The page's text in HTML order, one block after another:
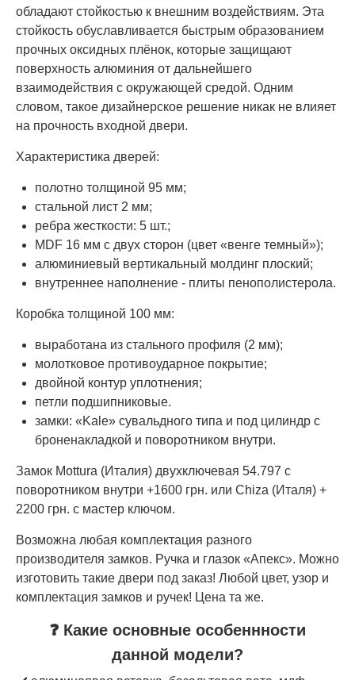
обладают стойкостью к внешним воздействиям. Эта
стойкость обуславливается быстрым образованием
прочных оксидных плёнок, которые защищают
поверхность алюминия от дальнейшего
взаимодействия с окружающей средой. Одним
словом, такое дизайнерское решение никак не влияет
на прочность входной двери.
Характеристика дверей:
полотно толщиной 95 мм;
стальной лист 2 мм;
ребра жесткости: 5 шт.;
MDF 16 мм с двух сторон (цвет «венге темный»);
алюминиевый вертикальный молдинг плоский;
внутреннее наполнение - плиты пенополистерола.
Коробка толщиной 100 мм:
выработана из стального профиля (2 мм);
молотковое противоударное покрытие;
двойной контур уплотнения;
петли подшипниковые.
замки: «Kale» сувальдного типа и под цилиндр с
броненакладкой и поворотником внутри.
Замок Mottura (Италия) двухключевая 54.797 с
поворотником внутри +1600 грн. или Chiza (Италя) +
2200 грн. с мастер ключом.
Возможна любая комплектация разного
производителя замков. Ручка и глазок «Апекс». Можно
изготовить такие двери под заказ! Любой цвет, узор и
комплектация замков и ручек! Цена та же.
❓ Какие основные особеннности
данной модели?